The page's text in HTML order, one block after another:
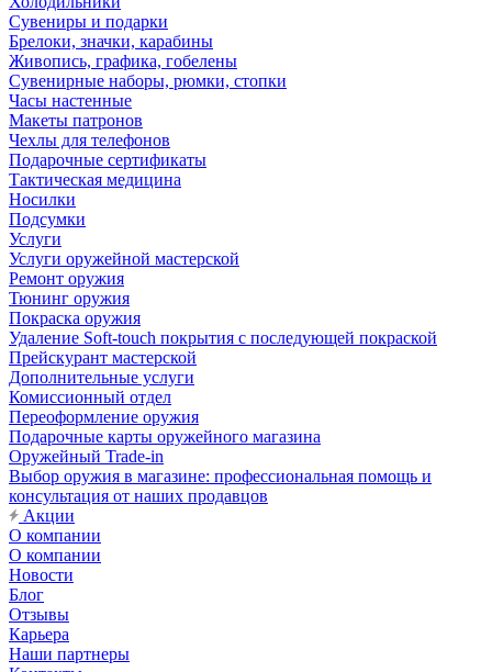
Сувениры и подарки
Брелоки, значки, карабины
Живопись, графика, гобелены
Сувенирные наборы, рюмки, стопки
Часы настенные
Макеты патронов
Чехлы для телефонов
Подарочные сертификаты
Тактическая медицина
Носилки
Подсумки
Услуги
Услуги оружейной мастерской
Ремонт оружия
Тюнинг оружия
Покраска оружия
Удаление Soft-touch покрытия с последующей покраской
Прейскурант мастерской
Дополнительные услуги
Комиссионный отдел
Переоформление оружия
Подарочные карты оружейного магазина
Оружейный Trade-in
Выбор оружия в магазине: профессиональная помощь и
консультация от наших продавцов
Акции
О компании
О компании
Новости
Блог
Отзывы
Карьера
Наши партнеры